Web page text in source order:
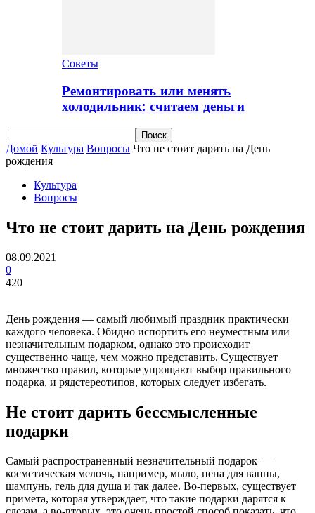
Советы
Ремонтировать или менять
холодильник: считаем деньги
Домой Культура Вопросы Что не стоит дарить на День
рождения
Культура
Вопросы
Что не стоит дарить на День рождения
08.09.2021
0
420
День рождения — самый любимый праздник практически
каждого человека. Обидно испортить его неуместным или
незначительным подарком, однако это происходит
существенно чаще, чем можно представить. Существует
множество правил, которые упрощают выбор правильного
подарка, и рядстереотипов, которых следует избегать.
Не стоит дарить бессмысленные
подарки
Самый распространенный незначительный подарок —
косметическая мелочь, например, мыло, пена для ванны,
шампунь, гель для душа и так далее. Во-первых, существует
примета, которая утверждает, что такие подарки дарятся к